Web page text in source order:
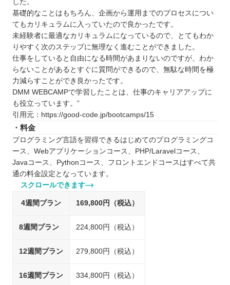
した。
基礎的なことはもちろん、企画から運用までのプロセスについ
てもカリキュラムに入っていたので良かったです。
未経験者に最適なカリキュラムになっているので、とてもわか
りやすく次のステップに無理なく進むことができました。
仕事をしていると自由になる時間があまりないのですが、わか
らないことがあるとすぐに質問ができるので、無駄な時間を極
力減らすことができ良かったです。
DMM WEBCAMPで学習したことは、仕事のキャリアアップに
も役立っています。”
引用元：https://good-code.jp/bootcamps/15
・料金
プログラミング言語を習得できるはじめてのプログラミングコ
ース、Webアプリケーションコース、PHP/Laravelコース、
Javaコース、Pythonコース、フロントエンドコースはすべて共
通の料金設定となっています。
スクロールできます
4週間プラン 169,800円（税込）
8週間プラン 224,800円（税込）
12週間プラン 279,800円（税込）
16週間プラン 334,800円（税込）